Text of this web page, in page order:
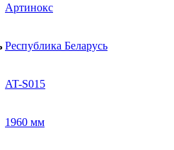
Артинокс
Республика Беларусь
AT-S015
1960 мм